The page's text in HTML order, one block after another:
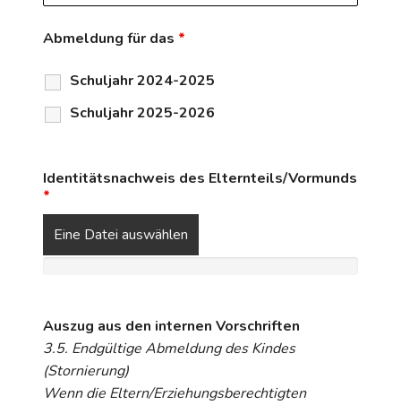
Abmeldung für das *
Schuljahr 2024-2025
Schuljahr 2025-2026
Identitätsnachweis des Elternteils/Vormunds
*
Eine Datei auswählen
Auszug aus den internen Vorschriften
3.5. Endgültige Abmeldung des Kindes
(Stornierung)
Wenn die Eltern/Erziehungsberechtigten